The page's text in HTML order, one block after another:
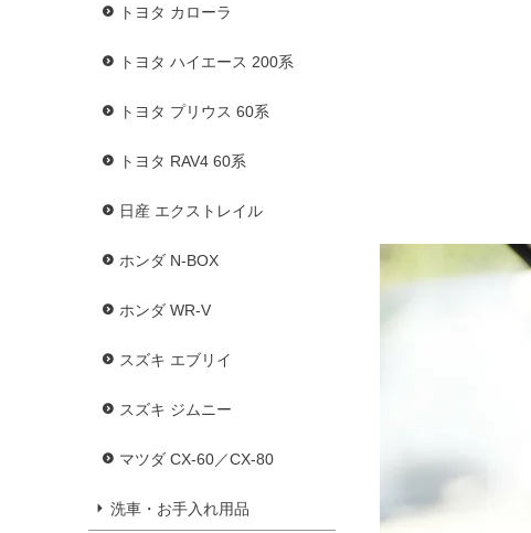
トヨタ カローラ
トヨタ ハイエース 200系
トヨタ プリウス 60系
トヨタ RAV4 60系
日産 エクストレイル
ホンダ N-BOX
ホンダ WR-V
スズキ エブリイ
スズキ ジムニー
マツダ CX-60／CX-80
洗車・お手入れ用品